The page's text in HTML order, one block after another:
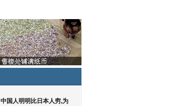
中国人明明比日本人穷,为